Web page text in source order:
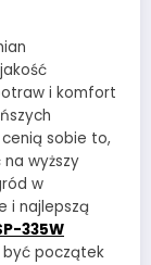
i komfort
sobie to,
wyższy
w
i najlepszą
335W
być początek